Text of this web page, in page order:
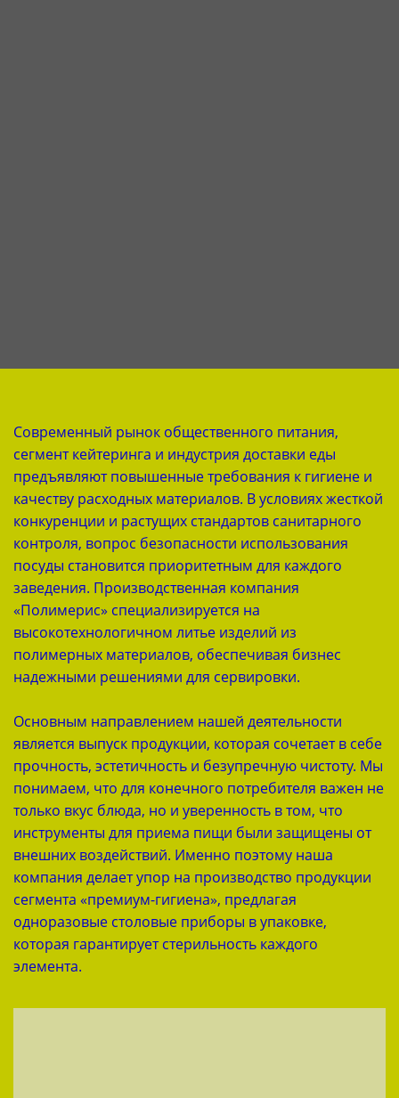
Современный рынок общественного питания,
сегмент кейтеринга и индустрия доставки еды
предъявляют повышенные требования к гигиене и
качеству расходных материалов. В условиях жесткой
конкуренции и растущих стандартов санитарного
контроля, вопрос безопасности использования
посуды становится приоритетным для каждого
заведения. Производственная компания
«Полимерис» специализируется на
высокотехнологичном литье изделий из
полимерных материалов, обеспечивая бизнес
надежными решениями для сервировки.
Основным направлением нашей деятельности
является выпуск продукции, которая сочетает в себе
прочность, эстетичность и безупречную чистоту. Мы
понимаем, что для конечного потребителя важен не
только вкус блюда, но и уверенность в том, что
инструменты для приема пищи были защищены от
внешних воздействий. Именно поэтому наша
компания делает упор на производство продукции
сегмента «премиум-гигиена», предлагая
одноразовые столовые приборы в упаковке,
которая гарантирует стерильность каждого
элемента.